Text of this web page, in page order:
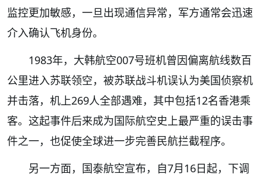
监控更加敏感，一旦出现通信异常，军方通常会迅速
介入确认飞机身份。
1983年，大韩航空007号班机曾因偏离航线数百
公里进入苏联领空，被苏联战斗机误认为美国侦察机
并击落，机上269人全部遇难，其中包括12名香港乘
客。这起事件后来成为国际航空史上最严重的误击事
件之一，也促使全球进一步完善民航拦截程序。
另一方面，国泰航空宣布，自7月16日起，下调